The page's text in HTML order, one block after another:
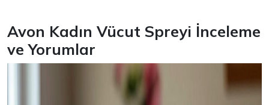
Avon Kadın Vücut Spreyi İnceleme
ve Yorumlar